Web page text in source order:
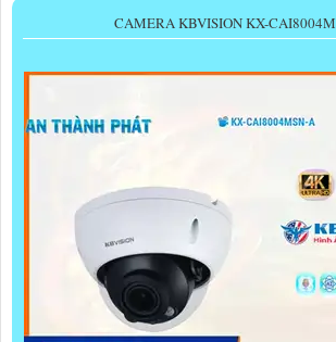
CAMERA KBVISION KX-